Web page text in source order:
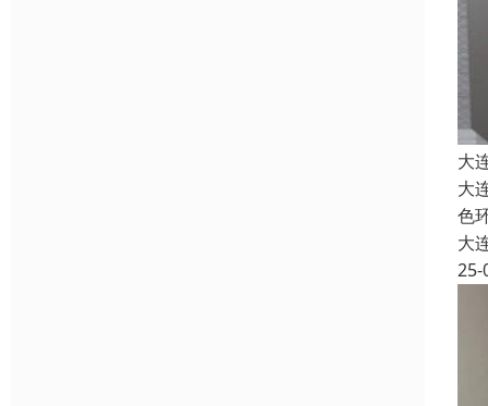
大
大
色
大
25-